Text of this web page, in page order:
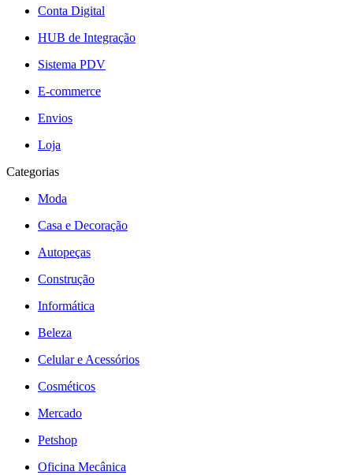
Conta Digital
HUB de Integração
Sistema PDV
E-commerce
Envios
Loja
Categorias
Moda
Casa e Decoração
Autopeças
Construção
Informática
Beleza
Celular e Acessórios
Cosméticos
Mercado
Petshop
Oficina Mecânica